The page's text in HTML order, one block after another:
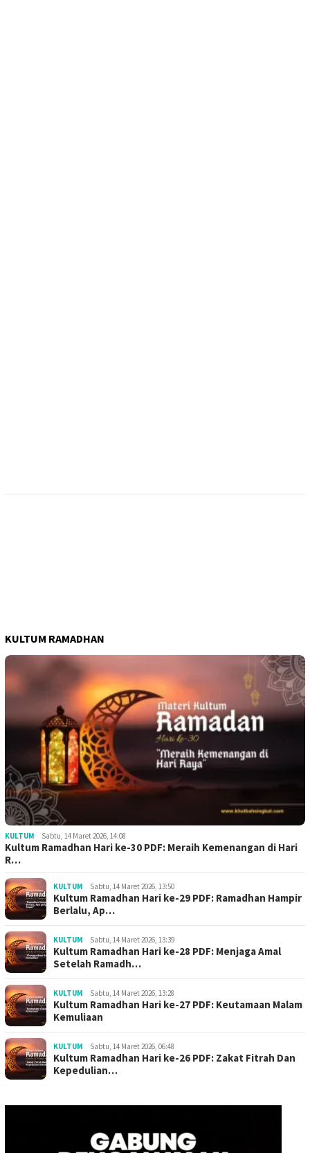
KULTUM RAMADHAN
KULTUM Sabtu, 14 Maret 2026, 14:08
Kultum Ramadhan Hari ke-30 PDF: Meraih Kemenangan di Hari
R…
KULTUM Sabtu, 14 Maret 2026, 13:50
Kultum Ramadhan Hari ke-29 PDF: Ramadhan Hampir
Berlalu, Ap…
KULTUM Sabtu, 14 Maret 2026, 13:39
Kultum Ramadhan Hari ke-28 PDF: Menjaga Amal
Setelah Ramadh…
KULTUM Sabtu, 14 Maret 2026, 13:28
Kultum Ramadhan Hari ke-27 PDF: Keutamaan Malam
Kemuliaan
KULTUM Sabtu, 14 Maret 2026, 06:48
Kultum Ramadhan Hari ke-26 PDF: Zakat Fitrah Dan
Kepedulian…